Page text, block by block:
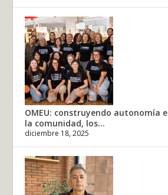
OMEU: construyendo autonomía
la comunidad, los...
diciembre 18, 2025